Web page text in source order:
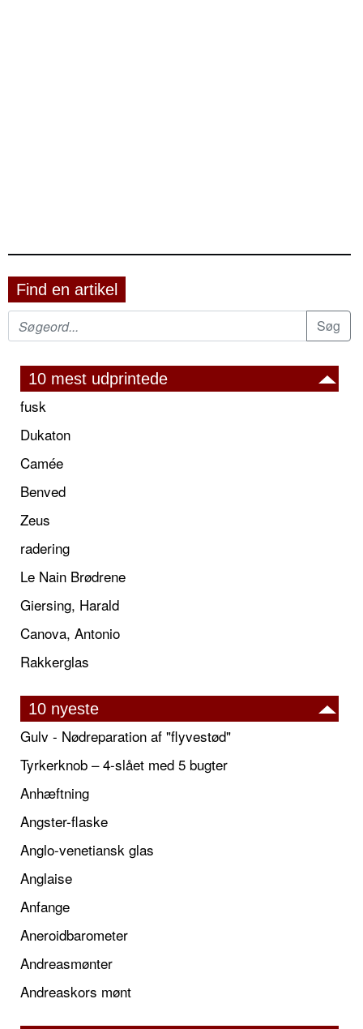
Find en artikel
10 mest udprintede
fusk
Dukaton
Camée
Benved
Zeus
radering
Le Nain Brødrene
Giersing, Harald
Canova, Antonio
Rakkerglas
10 nyeste
Gulv - Nødreparation af "flyvestød"
Tyrkerknob – 4-slået med 5 bugter
Anhæftning
Angster-flaske
Anglo-venetiansk glas
Anglaise
Anfange
Aneroidbarometer
Andreasmønter
Andreaskors mønt